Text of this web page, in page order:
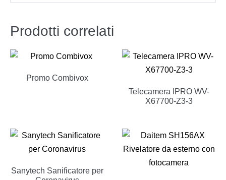
Prodotti correlati
Promo Combivox
Telecamera IPRO WV-
X67700-Z3-3
Sanytech Sanificatore per